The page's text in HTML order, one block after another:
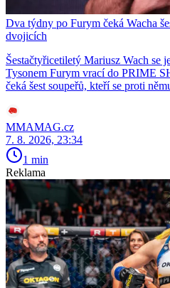
Dva týdny po Furym čeká Wacha
dvojicích
Šestačtyřicetiletý Mariusz Wach se
Tysonem Furym vrací do PRIME
čeká šest soupeřů, kteří se proti
MMAMAG.cz
7. 8. 2026, 23:34
1 min
Reklama